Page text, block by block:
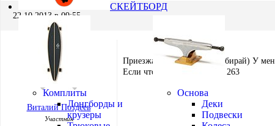
СКЕЙТБОРД
Комплиты
Лонгборды и
крузеры
Основа
Деки
Подвески
22.10.2013 в 09:55
Виталий Поздеев
Участник
Приезжай на ботанику и забирай) У
Если что звони 8 982 63 45 263